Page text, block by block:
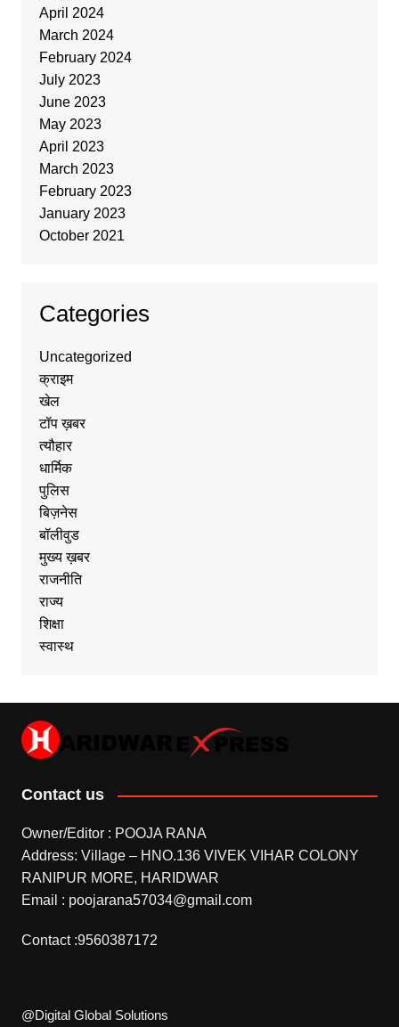
April 2024
March 2024
February 2024
July 2023
June 2023
May 2023
April 2023
March 2023
February 2023
January 2023
October 2021
Categories
Uncategorized
क्राइम
खेल
टॉप ख़बर
त्यौहार
धार्मिक
पुलिस
बिज़नेस
बॉलीवुड
मुख्य ख़बर
राजनीति
राज्य
शिक्षा
स्वास्थ
Contact us
Owner/Editor : POOJA RANA
Address: Village – HNO.136 VIVEK VIHAR COLONY
RANIPUR MORE, HARIDWAR
Email : poojarana57034@gmail.com
Contact :9560387172
@Digital Global Solutions